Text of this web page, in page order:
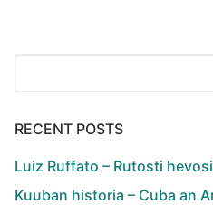
RECENT POSTS
Luiz Ruffato – Rutosti
Kuuban historia – Cuba an